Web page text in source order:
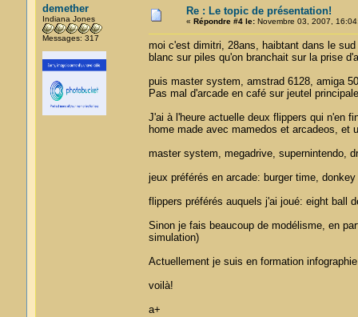
demether
Indiana Jones
Messages: 317
Re : Le topic de présentation!
« Répondre #4 le:Novembre 03, 2007,
moi c'est dimitri, 28ans, haibtant dans le
blanc sur piles qu'on branchait sur la prise
puis master system, amstrad 6128, amiga
Pas mal d'arcade en café sur jeutel
J'ai à l'heure actuelle deux flippers qui n'en
home made avec mamedos et arcadeos, et
master system, megadrive, supernintendo,
jeux préférés en arcade: burger time,
flippers préférés auquels j'ai joué: eight ball
Sinon je fais beaucoup de modélisme, en
simulation)
Actuellement je suis en formation
voilà!
a+